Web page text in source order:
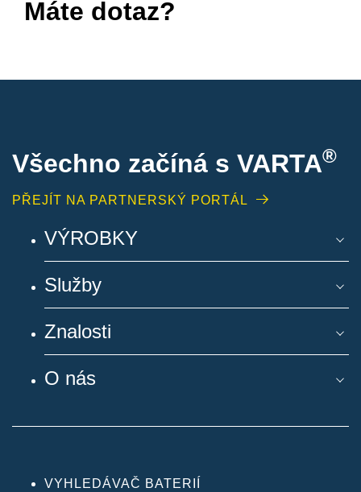
Máte dotaz?
Všechno začíná s VARTA®
PŘEJÍT NA PARTNERSKÝ PORTÁL
VÝROBKY
Služby
Znalosti
O nás
VYHLEDÁVAČ BATERIÍ